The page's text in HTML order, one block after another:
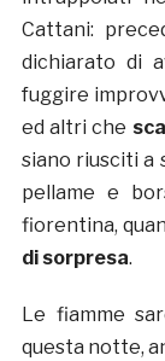
Cattani:
dichiarato di
fuggire
ed altri che
siano riusciti a
pellame e
fiorentina,
di sorpresa.
Le fiamme
questa notte,